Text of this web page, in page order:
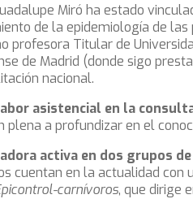
Miró ha estado
de la epidemiología de
profesora Titular de
de Madrid (donde sigo
nacional.
asistencial en la
plena a profundizar en el
activa en dos grupos
cuentan en la actualidad
carnívoros, que dirige